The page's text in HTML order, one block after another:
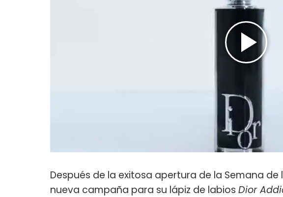
Después de la exitosa apertura de la Semana de
nueva campaña para su lápiz de labios Dior